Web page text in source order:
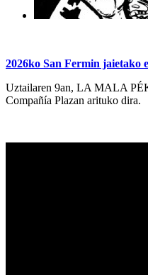
2026ko San Fermin jaietako
Uztailaren 9an, LA MALA
Compañía Plazan arituko dira.